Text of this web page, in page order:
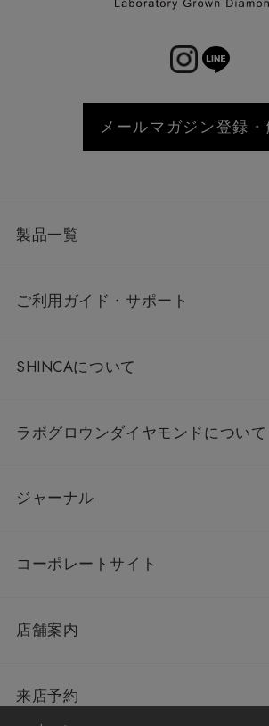
メールマガジン登録・
製品一覧
ご利用ガイド・サポート
SHINCAについて
ラボグロウンダイヤモンドについて
ジャーナル
コーポレートサイト
店舗案内
来店予約